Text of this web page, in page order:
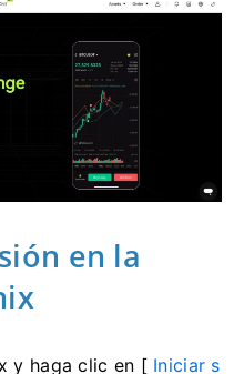
en la
y haga clic en [ Iniciar s